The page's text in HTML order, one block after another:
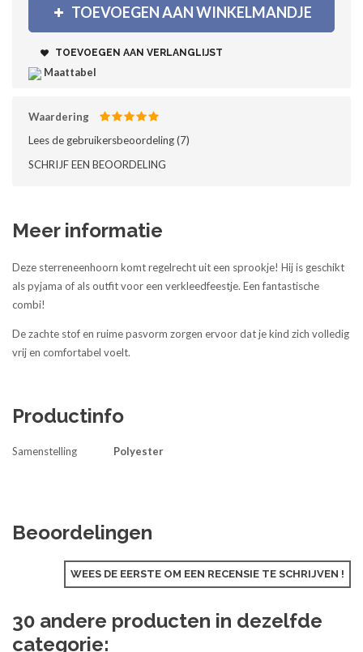
TOEVOEGEN AAN WINKELMANDJE
TOEVOEGEN AAN VERLANGLIJST
Maattabel
Waardering
Lees de gebruikersbeoordeling (7)‎
SCHRIJF EEN BEOORDELING
Meer informatie
Deze sterreneenhoorn komt regelrecht uit een sprookje! Hij is geschikt
als pyjama of als outfit voor een verkleedfeestje. Een fantastische
combi!
De zachte stof en ruime pasvorm zorgen ervoor dat je kind zich volledig
vrij en comfortabel voelt.
Productinfo
Samenstelling Polyester
Beoordelingen
WEES DE EERSTE OM EEN RECENSIE TE SCHRIJVEN !
30 andere producten in dezelfde
categorie: